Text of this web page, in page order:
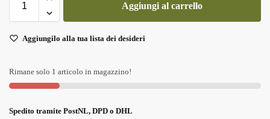
Aggiungi al carrello
Aggiungilo alla tua lista dei desideri
Rimane solo 1 articolo in magazzino!
Spedito tramite PostNL, DPD o DHL